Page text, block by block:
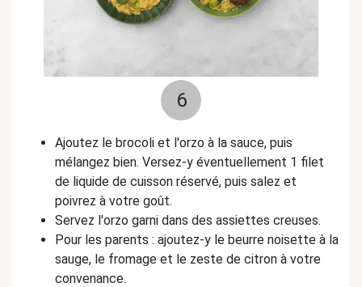
6
Ajoutez le brocoli et l'orzo à la sauce, puis
mélangez bien. Versez-y éventuellement 1 filet
de liquide de cuisson réservé, puis salez et
poivrez à votre goût.
Servez l'orzo garni dans des assiettes creuses.
Pour les parents : ajoutez-y le beurre noisette à la
sauge, le fromage et le zeste de citron à votre
convenance.